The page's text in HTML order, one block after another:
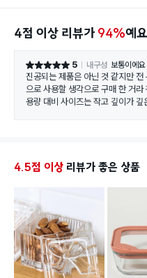
4점 이상 리뷰가 94%예요
별점 5점 5 내구성 보통이에요
진공되는 제품은 아닌 것 같지만 전
으로 사용할 생각으로 구매 한 거라
용량 대비 사이즈는 작고 깊이가 깊은 제
4.5점 이상 리뷰가 좋은 상품